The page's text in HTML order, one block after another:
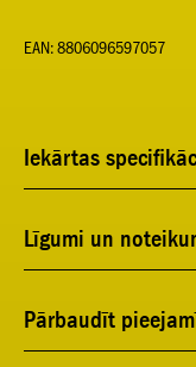
EAN: 8806096597057
Iekārtas
Līgumi un
Pārbaudīt